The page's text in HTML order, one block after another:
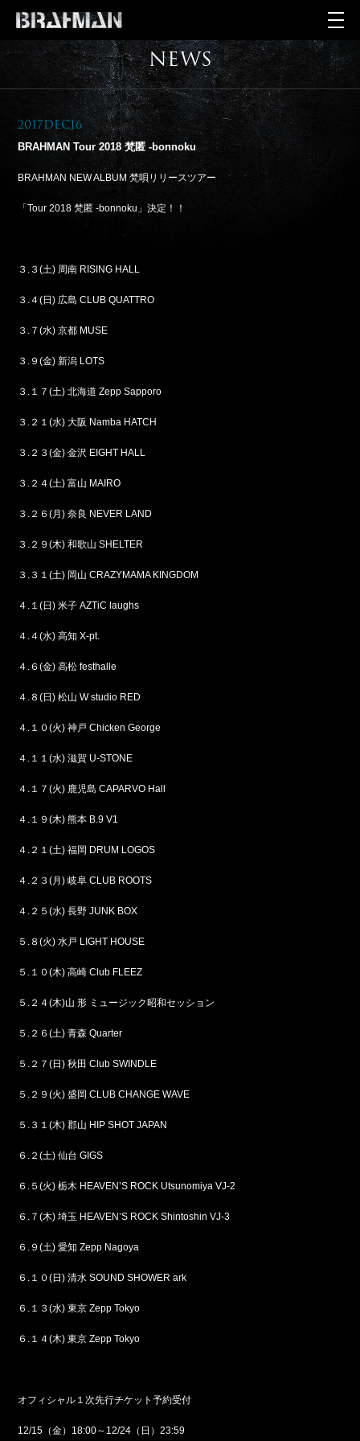
NEWS
2017Dec16
BRAHMAN Tour 2018 梵匿 -bonnoku
BRAHMAN NEW ALBUM 梵唄リリースツアー
「Tour 2018 梵匿 -bonnoku」決定！！
３.３(土) 周南 RISING HALL
３.４(日) 広島 CLUB QUATTRO
３.７(水) 京都 MUSE
３.９(金) 新潟 LOTS
３.１７(土) 北海道 Zepp Sapporo
３.２１(水) 大阪 Namba HATCH
３.２３(金) 金沢 EIGHT HALL
３.２４(土) 富山 MAIRO
３.２６(月) 奈良 NEVER LAND
３.２９(木) 和歌山 SHELTER
３.３１(土) 岡山 CRAZYMAMA KINGDOM
４.１(日) 米子 AZTiC laughs
４.４(水) 高知 X-pt.
４.６(金) 高松 festhalle
４.８(日) 松山 W studio RED
４.１０(火) 神戸 Chicken George
４.１１(水) 滋賀 U-STONE
４.１７(火) 鹿児島 CAPARVO Hall
４.１９(木) 熊本 B.9 V1
４.２１(土) 福岡 DRUM LOGOS
４.２３(月) 岐阜 CLUB ROOTS
４.２５(水) 長野 JUNK BOX
５.８(火) 水戸 LIGHT HOUSE
５.１０(木) 高崎 Club FLEEZ
５.２４(木)山 形 ミュージック昭和セッション
５.２６(土) 青森 Quarter
５.２７(日) 秋田 Club SWINDLE
５.２９(火) 盛岡 CLUB CHANGE WAVE
５.３１(木) 郡山 HIP SHOT JAPAN
６.２(土) 仙台 GIGS
６.５(火) 栃木 HEAVEN’S ROCK Utsunomiya VJ-2
６.７(木) 埼玉 HEAVEN’S ROCK Shintoshin VJ-3
６.９(土) 愛知 Zepp Nagoya
６.１０(日) 清水 SOUND SHOWER ark
６.１３(水) 東京 Zepp Tokyo
６.１４(木) 東京 Zepp Tokyo
オフィシャル１次先行チケット予約受付
12/15（金）18:00～12/24（日）23:59